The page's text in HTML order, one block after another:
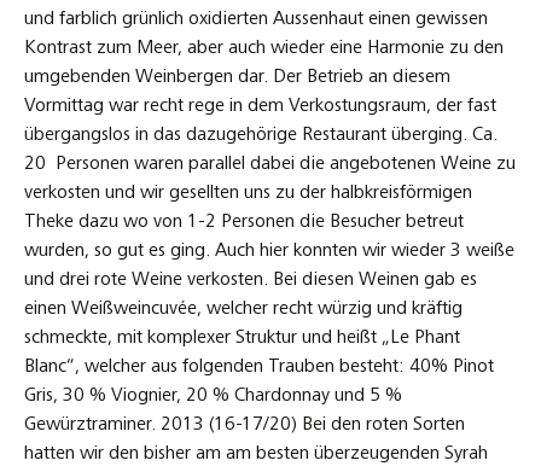
und farblich grünlich oxidierten Aussenhaut einen gewissen
Kontrast zum Meer, aber auch wieder eine Harmonie zu den
umgebenden Weinbergen dar. Der Betrieb an diesem
Vormittag war recht rege in dem Verkostungsraum, der fast
übergangslos in das dazugehörige Restaurant überging. Ca.
20 Personen waren parallel dabei die angebotenen Weine zu
verkosten und wir gesellten uns zu der halbkreisförmigen
Theke dazu wo von 1-2 Personen die Besucher betreut
wurden, so gut es ging. Auch hier konnten wir wieder 3 weiße
und drei rote Weine verkosten. Bei diesen Weinen gab es
einen Weißweincuvée, welcher recht würzig und kräftig
schmeckte, mit komplexer Struktur und heißt „Le Phant
Blanc“, welcher aus folgenden Trauben besteht: 40% Pinot
Gris, 30 % Viognier, 20 % Chardonnay und 5 %
Gewürztraminer. 2013 (16-17/20) Bei den roten Sorten
hatten wir den bisher am am besten überzeugenden Syrah